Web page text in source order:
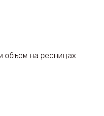
объем на ресницах.